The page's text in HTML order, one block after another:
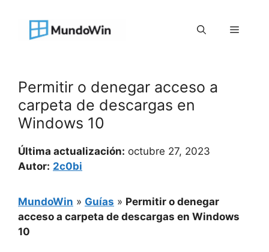
contenido
Menú
Permitir o denegar acceso a
carpeta de descargas en
Windows 10
Última actualización: octubre 27, 2023
Autor: 2c0bi
MundoWin » Guías » Permitir o denegar
acceso a carpeta de descargas en Windows
10